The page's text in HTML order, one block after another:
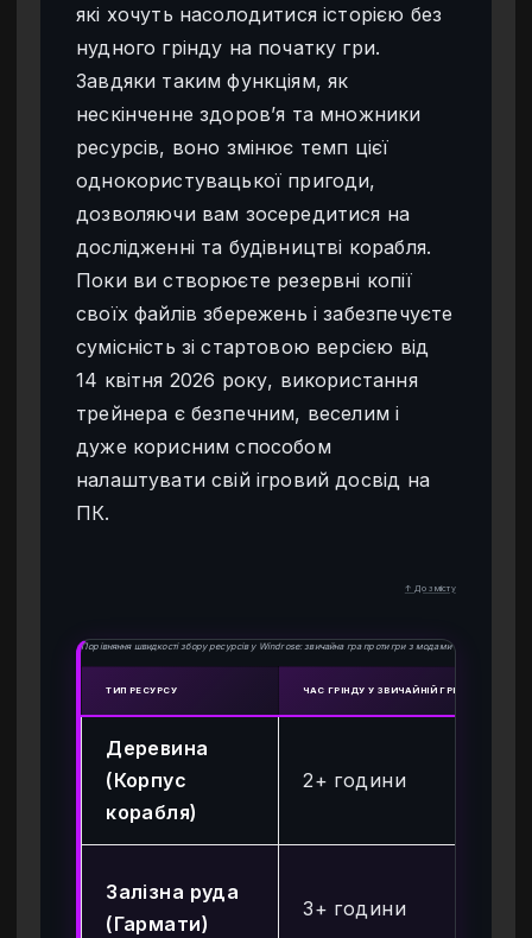
які хочуть насолодитися історією без
нудного грінду на початку гри.
Завдяки таким функціям, як
нескінченне здоров’я та множники
ресурсів, воно змінює темп цієї
однокористувацької пригоди,
дозволяючи вам зосередитися на
дослідженні та будівництві корабля.
Поки ви створюєте резервні копії
своїх файлів збережень і забезпечуєте
сумісність зі стартовою версією від
14 квітня 2026 року, використання
трейнера є безпечним, веселим і
дуже корисним способом
налаштувати свій ігровий досвід на
ПК.
↑ До змісту
Порівняння швидкості збору ресурсів у Windrose: звичайна гра проти гри з модами
ТИП РЕСУРСУ ЧАС ГРІНДУ У ЗВИЧАЙНІЙ ГРІ
Деревина
(Корпус
корабля)
2+ години
Залізна руда
(Гармати)
3+ години